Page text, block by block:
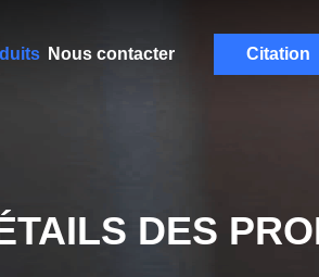
Nous contacter Citation
DES